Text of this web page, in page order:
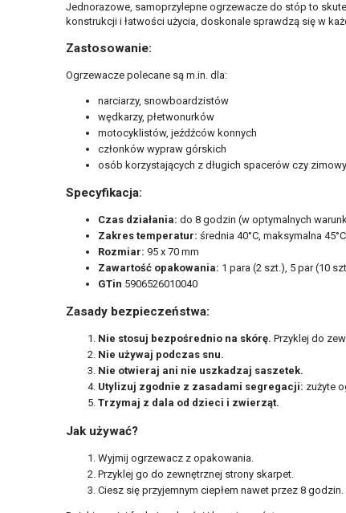
Jednorazowe, samoprzylepne ogrzewacze do stóp to
konstrukcji i łatwości użycia, doskonale sprawdzą się w
Zastosowanie:
Ogrzewacze polecane są m.in. dla:
narciarzy, snowboardzistów
wędkarzy, płetwonurków
motocyklistów, jeźdźców konnych
członków wypraw górskich
osób korzystających z długich spacerów czy
Specyfikacja:
Czas działania: do 8 godzin (w optymalnych
Zakres temperatur: średnia 40°C, maksymalna 45°C
Rozmiar: 95 x 70 mm
Zawartość opakowania: 1 para (2 szt.), 5 par (10
GTin 5906526010040
Zasady bezpieczeństwa:
Nie stosuj bezpośrednio na skórę. Przyklej do
Nie używaj podczas snu.
Nie otwieraj ani nie uszkadzaj saszetek.
Utylizuj zgodnie z zasadami segregacji: zużyte
Trzymaj z dala od dzieci i zwierząt.
Jak używać?
Wyjmij ogrzewacz z opakowania.
Przyklej go do zewnętrznej strony skarpet.
Ciesz się przyjemnym ciepłem nawet przez 8 godzin.